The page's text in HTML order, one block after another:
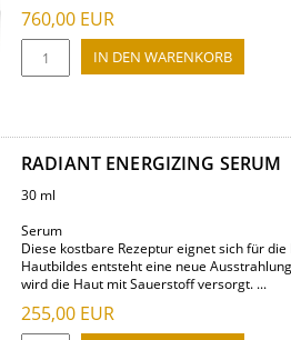
760,00 EUR
RADIANT ENERGIZING SERUM
30 ml
Serum
Diese kostbare Rezeptur eignet sich für
Hautbildes entsteht eine neue
wird die Haut mit Sauerstoff versorgt. ...
255,00 EUR